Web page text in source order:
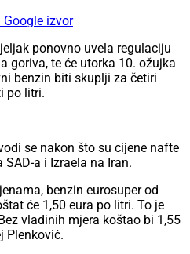
izvor
ponovno uvela regulaciju
goriva, te će utorka 10. ožujka
benzin biti skuplji za četiri
po litri.
se nakon što su cijene nafte
a i Izraela na Iran.
benzin eurosuper od
će 1,50 eura po litri. To je
vladinih mjera koštao bi 1,55
Plenković.